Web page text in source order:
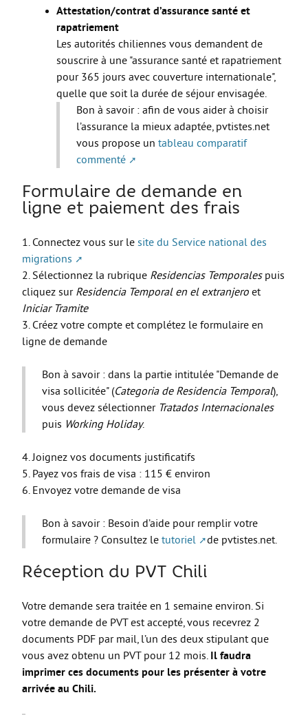
Emploi
Volontariat
Bénévolat
Séjours linguistiques / interculturels
Move from Brest
Mineur·es
Année de césure
LOGEMENT
Organiser la recherche d’un logement
Chercher un logement
Qui peut m’informer et m’accompagner ?
Les aides au logement
S’installer et vivre dans mon logement
Annonces logement
LOISIRS
Partir en vacances
Le Sport
SANTÉ
Mon corps, mon identité
Excès et addictions
Mal-être
ACCÈS RAPIDE
Qui sommes nous
Attestation/contrat d’assurance santé et
rapatriement
Les autorités chiliennes vous demandent de
souscrire à une "assurance santé et rapatriement
pour 365 jours avec couverture internationale",
quelle que soit la durée de séjour envisagée.
Bon à savoir : afin de vous aider à choisir
l’assurance la mieux adaptée, pvtistes.net
vous propose un tableau comparatif
commenté
Formulaire de demande en
ligne et paiement des frais
1. Connectez vous sur le site du Service national des
migrations
2. Sélectionnez la rubrique Residencias Temporalespuis
cliquez sur Residencia Temporal en el extranjero et
Iniciar Tramite
3. Créez votre compte et complétez le formulaire en
ligne de demande
Bon à savoir : dans la partie intitulée "Demande de
visa sollicitée" (Categoria de Residencia Temporal),
vous devez sélectionner Tratados Internacionales
puis Working Holiday.
4. Joignez vos documents justificatifs
5. Payez vos frais de visa : 115 € environ
6. Envoyez votre demande de visa
Bon à savoir : Besoin d’aide pour remplir votre
formulaire ? Consultez le tutoriel de pvtistes.net.
Réception du PVT Chili
Votre demande sera traitée en 1 semaine environ. Si
votre demande de PVT est accepté, vous recevrez 2
documents PDF par mail, l’un des deux stipulant que
vous avez obtenu un PVT pour 12 mois. Il faudra
imprimer ces documents pour les présenter à votre
arrivée au Chili.